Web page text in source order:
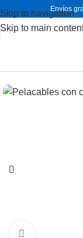
Skip to navigation
Skip to main
Envíos